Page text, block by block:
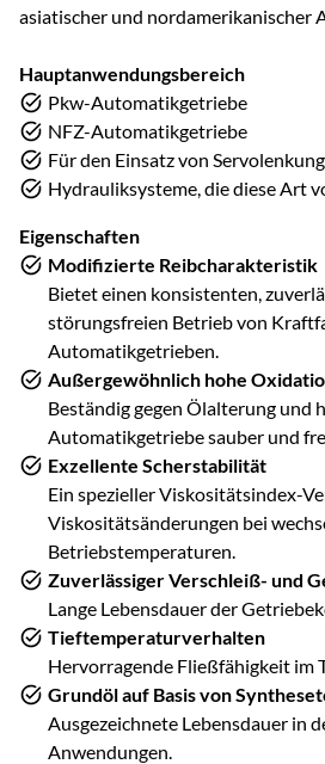
asiatischer und nordamerikanischer
Hauptanwendungsbereich
Pkw-Automatikgetriebe
NFZ-Automatikgetriebe
Für den Einsatz von
Hydrauliksysteme, die diese Art
Eigenschaften
Modifizierte Reibcharakteristik
Bietet einen konsistenten,
störungsfreien Betrieb von
Automatikgetrieben.
Außergewöhnlich hohe
Beständig gegen Ölalterung und
Automatikgetriebe sauber und
Exzellente Scherstabilität
Ein spezieller Viskositätsindex-
Viskositätsänderungen bei
Betriebstemperaturen.
Zuverlässiger Verschleiß- und
Lange Lebensdauer der
Tieftemperaturverhalten
Hervorragende Fließfähigkeit im
Grundöl auf Basis von
Ausgezeichnete Lebensdauer in
Anwendungen.